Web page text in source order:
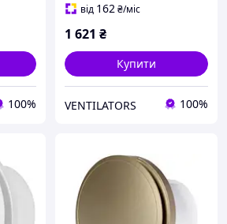
100%
від 162₴/міс
1 621 ₴
Купити
VENTILATORS 100%